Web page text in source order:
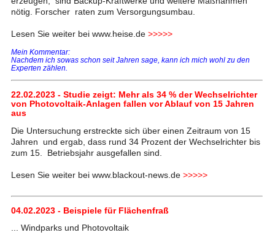
nötig. Forscher raten zum Versorgungsumbau.
Lesen Sie weiter bei www.heise.de >>>>>
Mein Kommentar:
Nachdem ich sowas schon seit Jahren sage, kann ich mich wohl zu den
Experten zählen.
22.02.2023 - Studie zeigt: Mehr als 34 % der Wechselrichter
von Photovoltaik-Anlagen fallen vor Ablauf von 15 Jahren
aus
Die Untersuchung erstreckte sich über einen Zeitraum von 15
Jahren und ergab, dass rund 34 Prozent der Wechselrichter bis
zum 15. Betriebsjahr ausgefallen sind.
Lesen Sie weiter bei www.blackout-news.de >>>>>
04.02.2023 - Beispiele für Flächenfraß
... Windparks und Photovoltaik